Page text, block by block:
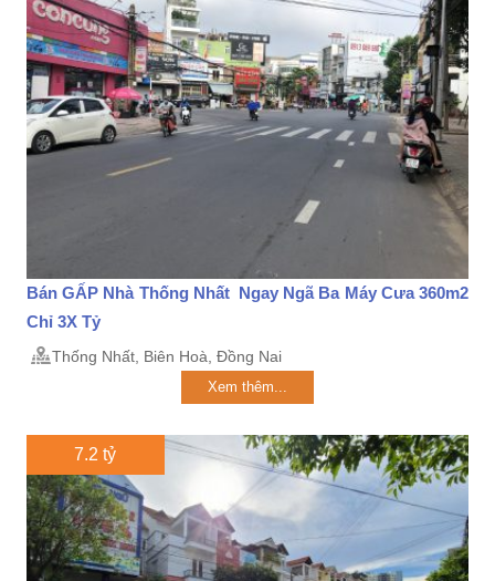
Bán GẤP Nhà Thống Nhất Ngay Ngã Ba Máy Cưa 360m2
Chỉ 3X Tỷ
Thống Nhất, Biên Hoà, Đồng Nai
Xem thêm...
7.2 tỷ